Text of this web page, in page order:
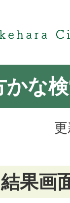
な
結果画